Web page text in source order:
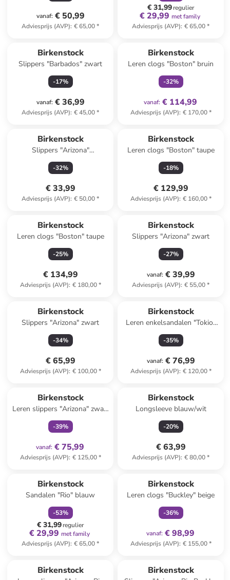
vanaf: € 50,99
Adviesprijs (AVP): € 65,00*
€ 31,99regulier
€ 29,99 met family
Adviesprijs (AVP): € 65,00*
Birkenstock
Slippers "Barbados" zwart
-17%
vanaf: € 36,99
Adviesprijs (AVP): € 45,00*
Birkenstock
Leren clogs "Boston" bruin
-32%
vanaf: € 114,99
Adviesprijs (AVP): € 170,00*
Birkenstock
Slippers "Arizona"
donkerblauw
-32%
€ 33,99
Adviesprijs (AVP): € 50,00*
Birkenstock
Leren clogs "Boston" taupe
-18%
€ 129,99
Adviesprijs (AVP): € 160,00*
Birkenstock
Leren clogs "Boston" taupe
-25%
€ 134,99
Adviesprijs (AVP): € 180,00*
Birkenstock
Slippers "Arizona" zwart
-27%
vanaf: € 39,99
Adviesprijs (AVP): € 55,00*
Birkenstock
Slippers "Arizona" zwart
-34%
€ 65,99
Adviesprijs (AVP): € 100,00*
Birkenstock
Leren enkelsandalen "Tokio"
donkerblauw - wijdte S
-35%
vanaf: € 76,99
Adviesprijs (AVP): € 120,00*
Birkenstock
Leren slippers "Arizona" zwart
- wijdte S
-39%
vanaf: € 75,99
Adviesprijs (AVP): € 125,00*
Birkenstock
Longsleeve blauw/wit
-20%
€ 63,99
Adviesprijs (AVP): € 80,00*
Birkenstock
Sandalen "Rio" blauw
-53%
€ 31,99regulier
€ 29,99 met family
Adviesprijs (AVP): € 65,00*
Birkenstock
Leren clogs "Buckley" beige
-36%
vanaf: € 98,99
Adviesprijs (AVP): € 155,00*
Birkenstock Birkenstock